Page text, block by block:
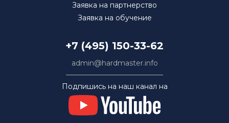
Заявка на партнерство
Заявка на обучение
+7 (495) 150-33-62
admin@hardmaster.info
Подпишись на наш канал на